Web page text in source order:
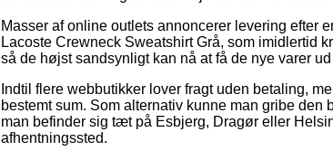
Masser af online outlets annoncerer levering efter
Lacoste Crewneck Sweatshirt Grå, som imidlertid
så de højst sandsynligt kan nå at få de nye varer
Indtil flere webbutikker lover fragt uden betaling,
bestemt sum. Som alternativ kunne man gribe
man befinder sig tæt på Esbjerg, Dragør eller
afhentningssted.